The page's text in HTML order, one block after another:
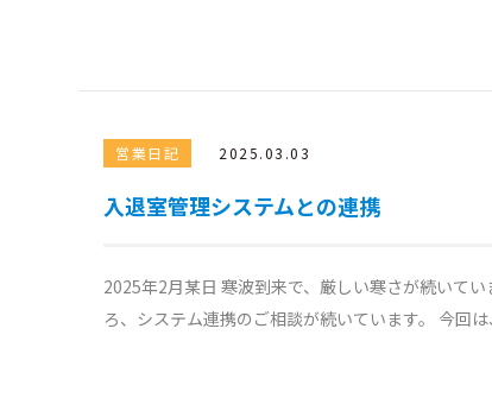
営業日記 2025.03.03
入退室管理システムとの連携
2025年2月某日 寒波到来で、厳しい寒さが続いて
ろ、システム連携のご相談が続いています。 今回